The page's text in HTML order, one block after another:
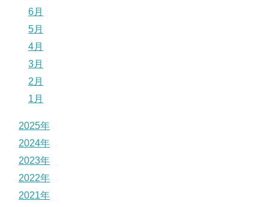
6月
5月
4月
3月
2月
1月
2025年
2024年
2023年
2022年
2021年